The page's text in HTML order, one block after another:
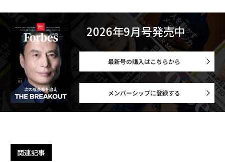
2026年9月号発売中
最新号の購入はこちらから
メンバーシップに登録する
関連記事